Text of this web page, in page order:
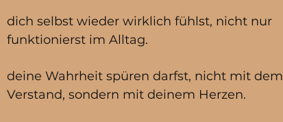
dich selbst wieder wirklich fühlst, nicht nur
funktionierst im Alltag.
deine Wahrheit spüren darfst, nicht mit dem
Verstand, sondern mit deinem Herzen.